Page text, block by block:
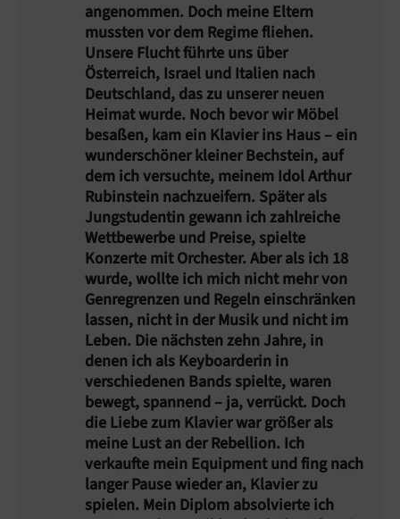
angenommen. Doch meine Eltern
mussten vor dem Regime fliehen.
Unsere Flucht führte uns über
Österreich, Israel und Italien nach
Deutschland, das zu unserer neuen
Heimat wurde. Noch bevor wir Möbel
besaßen, kam ein Klavier ins Haus – ein
wunderschöner kleiner Bechstein, auf
dem ich versuchte, meinem Idol Arthur
Rubinstein nachzueifern. Später als
Jungstudentin gewann ich zahlreiche
Wettbewerbe und Preise, spielte
Konzerte mit Orchester. Aber als ich 18
wurde, wollte ich mich nicht mehr von
Genregrenzen und Regeln einschränken
lassen, nicht in der Musik und nicht im
Leben. Die nächsten zehn Jahre, in
denen ich als Keyboarderin in
verschiedenen Bands spielte, waren
bewegt, spannend – ja, verrückt. Doch
die Liebe zum Klavier war größer als
meine Lust an der Rebellion. Ich
verkaufte mein Equipment und fing nach
langer Pause wieder an, Klavier zu
spielen. Mein Diplom absolvierte ich